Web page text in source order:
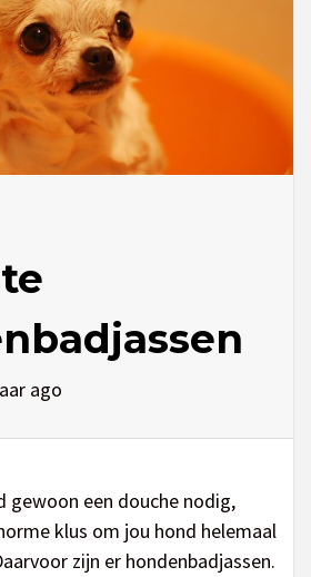
ago
gewoon een douche nodig,
klus om jou hond helemaal
zijn er hondenbadjassen.